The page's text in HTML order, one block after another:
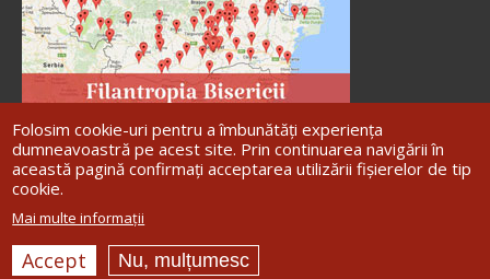
Arhiepiscopia Iașilor | ©
Romanului și Bacăului
Folosim cookie-uri pentru a îmbunătăți experiența
dumneavoastră pe acest site. Prin continuarea navigării în
această pagină confirmați acceptarea utilizării fișierelor de tip
cookie.
Mai multe informații
Accept Nu, mulțumesc